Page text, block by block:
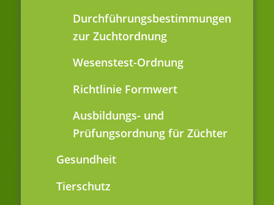
Durchführungsbestimmungen
zur Zuchtordnung
Wesenstest-Ordnung
Richtlinie Formwert
Ausbildungs- und
Prüfungsordnung für Züchter
Gesundheit
Tierschutz